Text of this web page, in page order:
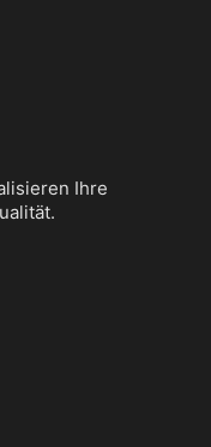
Ihre